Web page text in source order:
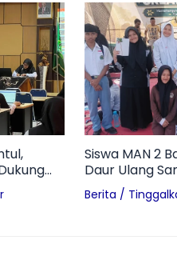
Siswa MAN 2
Daur Ulang
Lingkungan
Bantul
Berita /